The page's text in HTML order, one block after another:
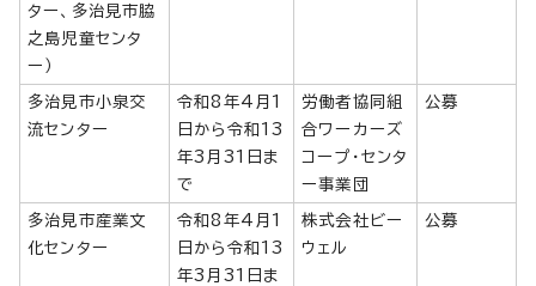
ター、多治見市脇
之島児童センタ
ー）
多治見市小泉交
流センター
令和8年4月1
日から令和13
年3月31日ま
で
労働者協同組
合ワーカーズ
コープ・センタ
ー事業団
公募
多治見市産業文
化センター
令和8年4月1
日から令和13
年3月31日ま
株式会社ビー
ウェル
公募